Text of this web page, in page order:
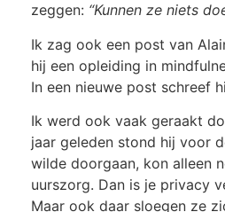
zeggen: “Kunnen ze niets
Ik zag ook een post van
hij een opleiding in
In een nieuwe post schreef
Ik werd ook vaak geraakt
jaar geleden stond hij voor
wilde doorgaan, kon alleen
uurszorg. Dan is je privacy
Maar ook daar sloegen ze